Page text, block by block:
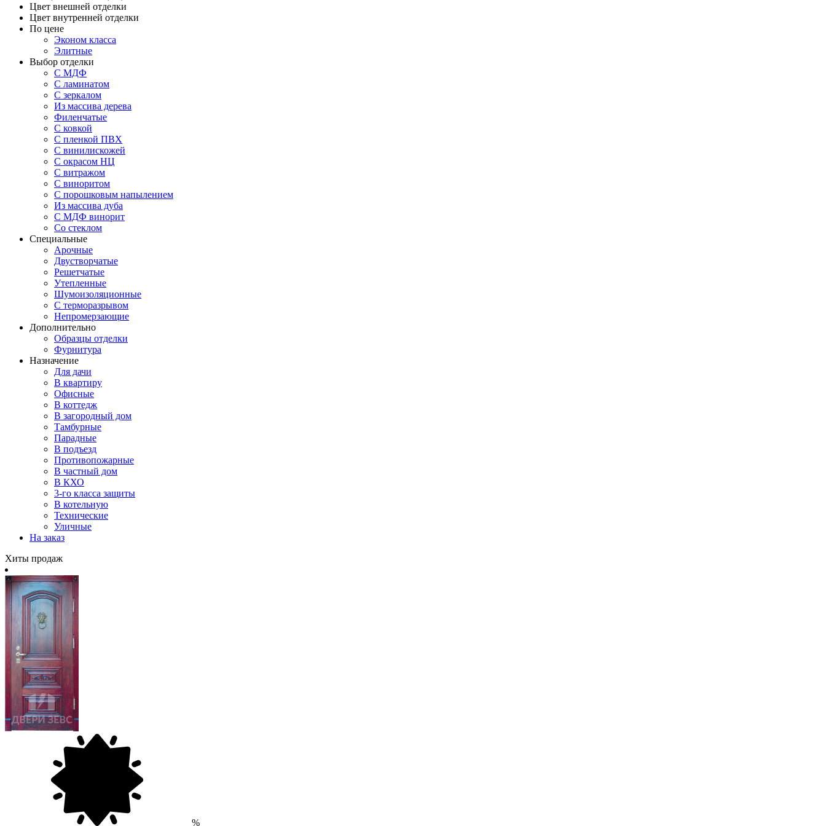
Цвет внешней отделки
Цвет внутренней отделки
По цене
Эконом класса
Элитные
Выбор отделки
С МДФ
С ламинатом
С зеркалом
Из массива дерева
Филенчатые
С ковкой
С пленкой ПВХ
С винилискожей
С окрасом НЦ
С витражом
С виноритом
С порошковым напылением
Из массива дуба
С МДФ винорит
Со стеклом
Специальные
Арочные
Двустворчатые
Решетчатые
Утепленные
Шумоизоляционные
С терморазрывом
Непромерзающие
Дополнительно
Образцы отделки
Фурнитура
Назначение
Для дачи
В квартиру
Офисные
В коттедж
В загородный дом
Тамбурные
Парадные
В подъезд
Противопожарные
В частный дом
В КХО
3-го класса защиты
В котельную
Технические
Уличные
На заказ
Хиты продаж
%